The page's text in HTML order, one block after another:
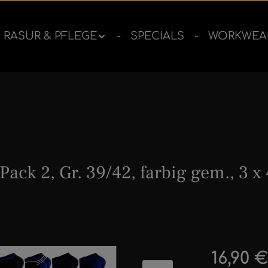
RASUR & PFLEGE SPECIALS
2, Gr. 39/42, farbig gem., 3 x
Regulärer
16,90 €